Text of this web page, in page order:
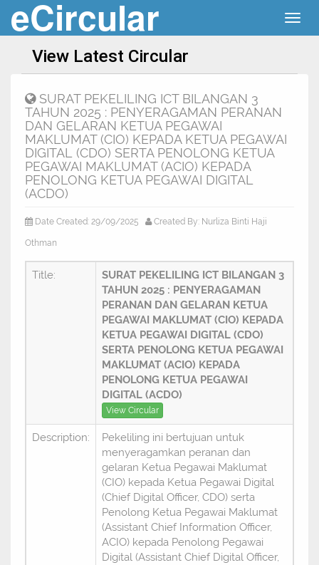
eCircular
View Latest Circular
SURAT PEKELILING ICT BILANGAN 3
TAHUN 2025 : PENYERAGAMAN PERANAN
DAN GELARAN KETUA PEGAWAI
MAKLUMAT (CIO) KEPADA KETUA PEGAWAI
DIGITAL (CDO) SERTA PENOLONG KETUA
PEGAWAI MAKLUMAT (ACIO) KEPADA
PENOLONG KETUA PEGAWAI DIGITAL
(ACDO)
Date Created: 29/09/2025 Created By: Nurliza Binti Haji
Othman
Title:
SURAT PEKELILING ICT BILANGAN 3
TAHUN 2025 : PENYERAGAMAN
PERANAN DAN GELARAN KETUA
PEGAWAI MAKLUMAT (CIO) KEPADA
KETUA PEGAWAI DIGITAL (CDO)
SERTA PENOLONG KETUA PEGAWAI
MAKLUMAT (ACIO) KEPADA
PENOLONG KETUA PEGAWAI
DIGITAL (ACDO)
View Circular
Description:
Pekeliling ini bertujuan untuk
menyeragamkan peranan dan
gelaran Ketua Pegawai Maklumat
(CIO) kepada Ketua Pegawai Digital
(Chief Digital Officer, CDO) serta
Penolong Ketua Pegawai Maklumat
(Assistant Chief Information Officer,
ACIO) kepada Penolong Pegawai
Digital (Assistant Chief Digital Officer,